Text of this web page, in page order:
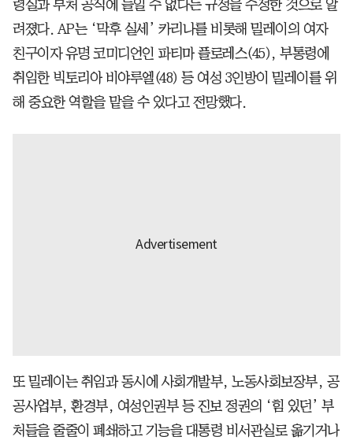
령실과 부처 공직에 들일 수 없다는 규정을 수정한 것으로 알
려졌다. AP는 ‘막후 실세’ 카리나를 비롯해 밀레이의 여자
친구이자 유명 코미디언인 파티마 플로레스(45), 부통령에
취임한 빅토리아 비야루엘(48) 등 여성 3인방이 밀레이를 위
해 중요한 역할을 맡을 수 있다고 전망했다.
또 밀레이는 취임과 동시에 사회개발부, 노동사회보장부, 공
공사업부, 환경부, 여성인권부 등 진보 정권의 ‘힘 있던’ 부
처들을 줄줄이 폐쇄하고 기능을 대통령 비서관실로 옮기거나